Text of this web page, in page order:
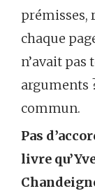
prémisses,
chaque
n’avait
arguments
commun.
Pas
livre